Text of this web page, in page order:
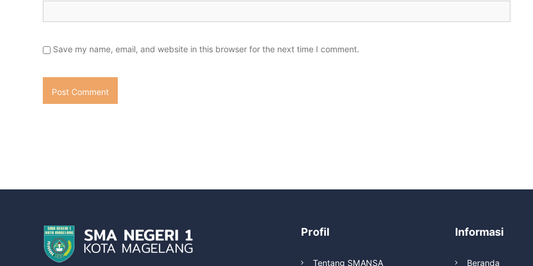
Save my name, email, and website in this browser for the next time I comment.
Profil
Tentang SMANSA
Informasi
Beranda